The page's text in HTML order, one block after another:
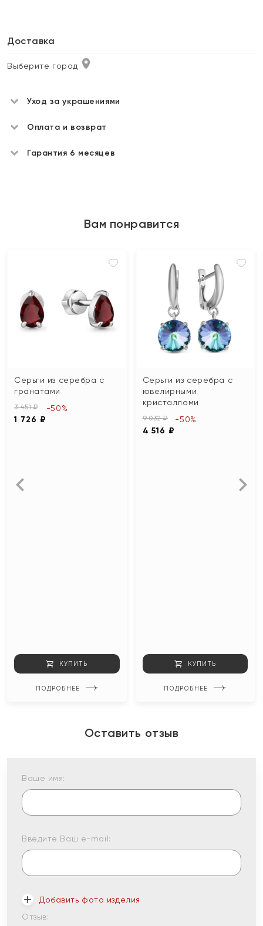
Доставка
Выберите город
Уход за украшениями
Оплата и возврат
Гарантия 6 месяцев
Вам понравится
Серьги из серебра с
гранатами
3 451 ₽
1 726 ₽
-50%
КУПИТЬ
ПОДРОБНЕЕ
Серьги из серебра с
ювелирными
кристаллами
9 032 ₽
4 516 ₽
-50%
КУПИТЬ
ПОДРОБНЕЕ
Оставить отзыв
Ваше имя:
Введите Ваш e-mail:
Добавить фото изделия
Отзыв: